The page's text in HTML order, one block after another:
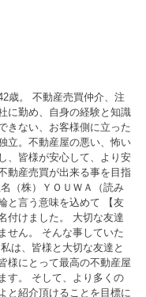
歳。 不動産売買仲介、注
に勤め、自身の経験と知識
きない、お客様側に立った
立。不動産屋の悪い、怖い
、皆様が安心して、より安
動産売買が出来る事を目指
（株）ＹＯＵＷＡ（読み
と言う意味を込めて 【友
付けました。 大切な友達
せん。 そんな事していた
は、皆様と大切な友達と
様にとって最高の不動産屋
す。 そして、より多くの
と紹介頂けることを目標に